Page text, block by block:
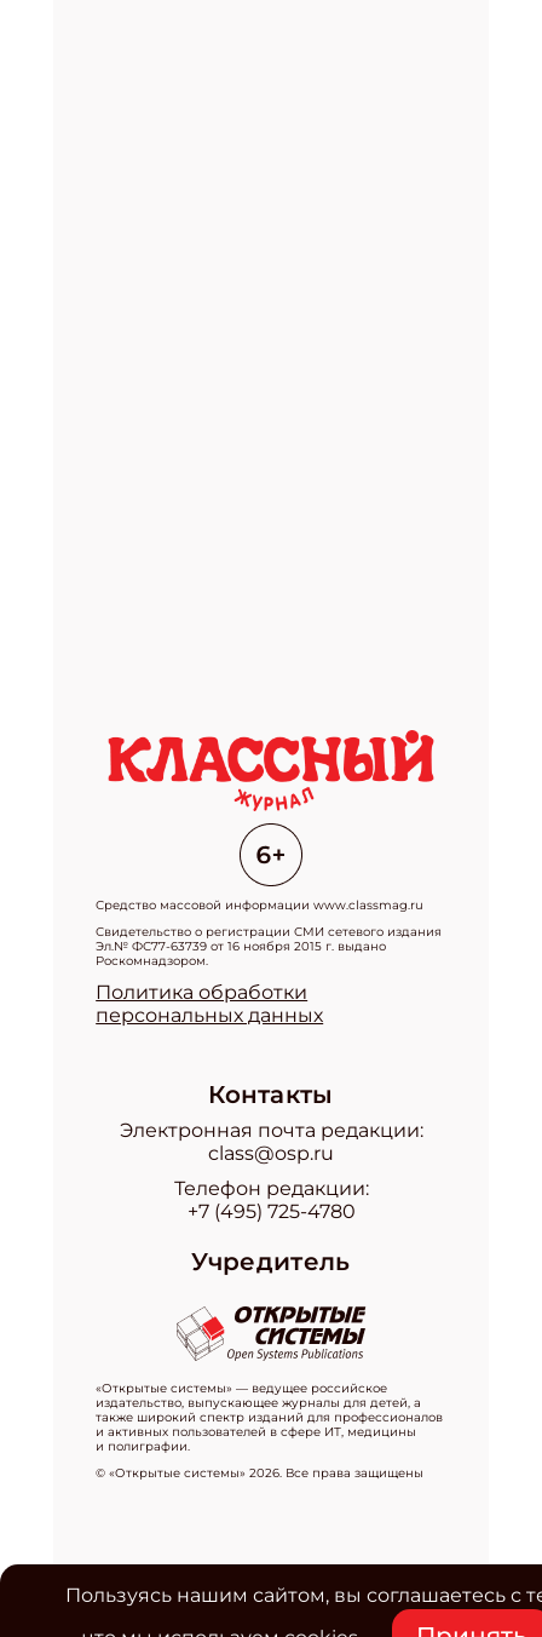
Средство массовой информации www.classmag.ru
Свидетельство о регистрации СМИ сетевого издания
Эл.№ ФС77-63739 от 16 ноября 2015 г. выдано
Роскомнадзором.
Политика обработки
персональных данных
Контакты
Электронная почта редакции:
class@osp.ru
Телефон редакции:
+7 (495) 725-4780
Учредитель
«Открытые системы» — ведущее российское
издательство, выпускающее журналы для детей, а
также широкий спектр изданий для профессионалов
и активных пользователей в сфере ИТ, медицины
и полиграфии.
© «Открытые системы» 2026. Все права защищены
Пользуясь нашим сайтом, вы соглашаетесь с